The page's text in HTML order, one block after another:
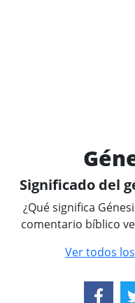
Significado del
¿Qué significa
comentario bíblico
Ver todos